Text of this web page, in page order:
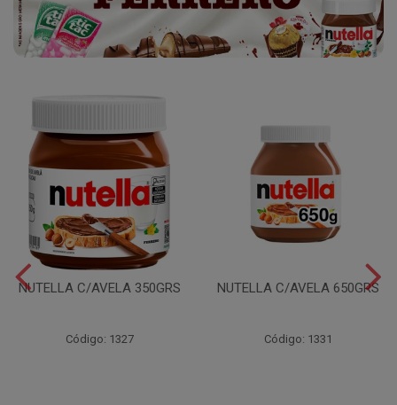
NUTELLA C/AVELA 350GRS
Código: 1327
NUTELLA C/AVELA 650GRS
Código: 1331